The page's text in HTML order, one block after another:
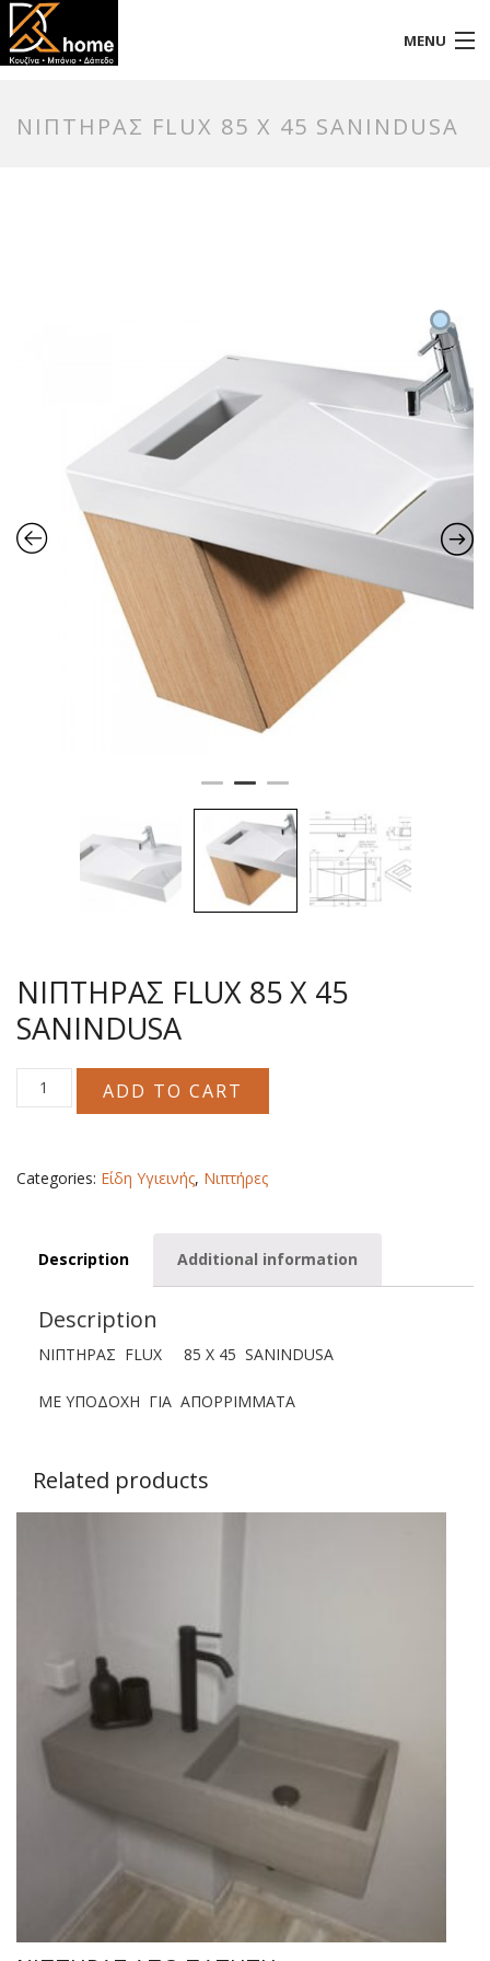
MENU
ΝΙΠΤΗΡΑΣ FLUX 85 X 45 SANINDUSA
ΝΙΠΤΗΡΑΣ FLUX 85 X 45
SANINDUSA
ΝΙΠΤΗΡΑΣ
FLUX
45
SANINDUSA
ADD TO CART
Categories: Είδη Υγιεινής, Νιπτήρες
Description Additional information
Description
ΝΙΠΤΗΡΑΣ FLUX 85 X 45 SANINDUSA
ΜΕ ΥΠΟΔΟΧΗ ΓΙΑ ΑΠΟΡΡΙΜΜΑΤΑ
Related products